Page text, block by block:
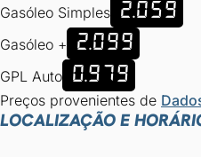
Gasóleo Simples 2.059
Gasóleo + 2.099
GPL Auto 0.979
Preços provenientes de
LOCALIZAÇÃO E